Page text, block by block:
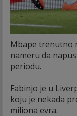
Mbape trenutno
nameru da
periodu.
Fabinjo je u
koju je nekada
miliona evra.